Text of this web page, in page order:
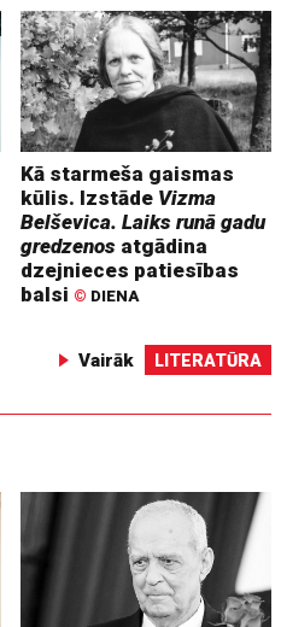
Kā starmeša gaismas
kūlis. Izstāde Vizma
Belševica. Laiks runā gadu
gredzenos atgādina
dzejnieces patiesības
balsi © DIENA
Vairāk LITERATŪRA